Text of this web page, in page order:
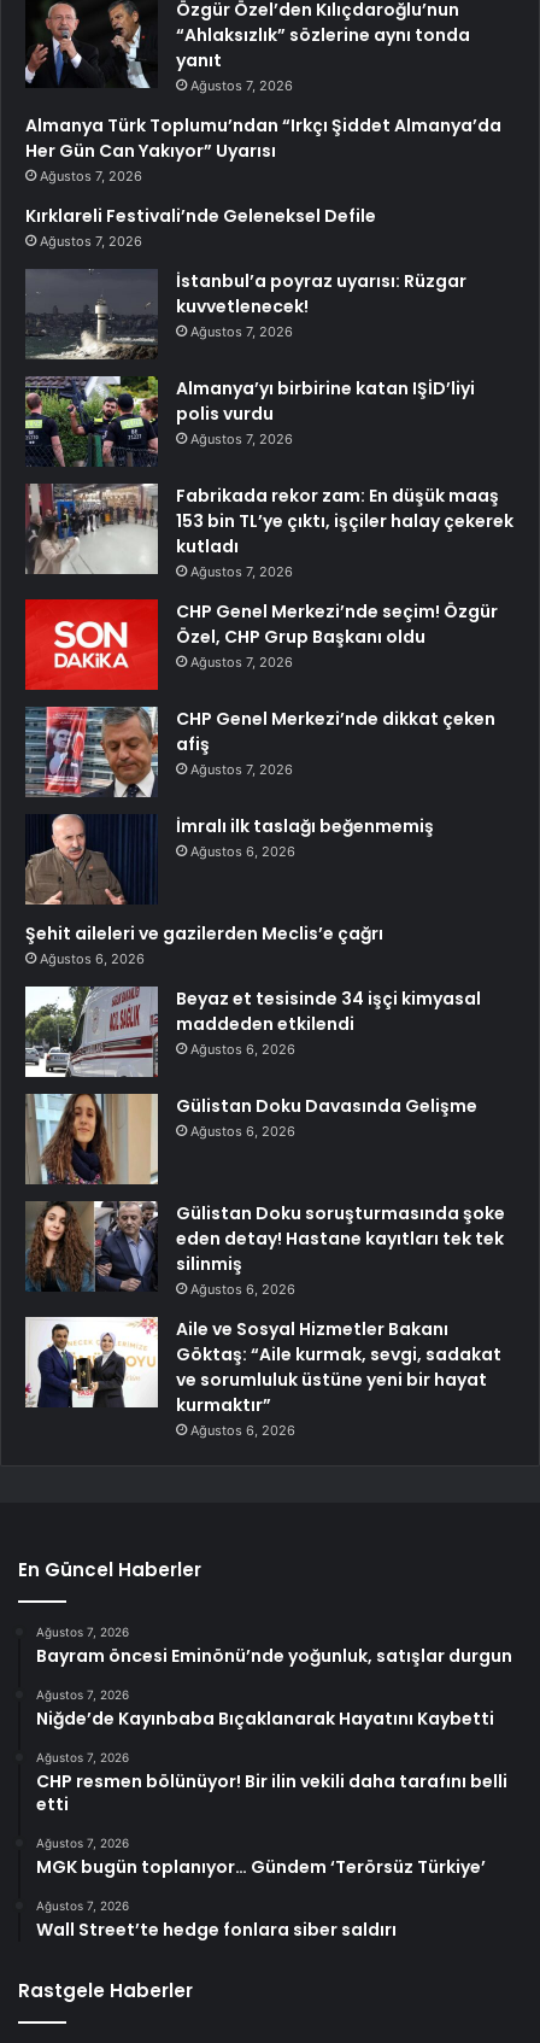
Özgür Özel’den Kılıçdaroğlu’nun
“Ahlaksızlık” sözlerine aynı tonda
yanıt
Ağustos 7, 2026
Almanya Türk Toplumu’ndan “Irkçı Şiddet Almanya’da
Her Gün Can Yakıyor” Uyarısı
Ağustos 7, 2026
Kırklareli Festivali’nde Geleneksel Defile
Ağustos 7, 2026
İstanbul’a poyraz uyarısı: Rüzgar
kuvvetlenecek!
Ağustos 7, 2026
Almanya’yı birbirine katan IŞİD’liyi
polis vurdu
Ağustos 7, 2026
Fabrikada rekor zam: En düşük maaş
153 bin TL’ye çıktı, işçiler halay çekerek
kutladı
Ağustos 7, 2026
CHP Genel Merkezi’nde seçim! Özgür
Özel, CHP Grup Başkanı oldu
Ağustos 7, 2026
CHP Genel Merkezi’nde dikkat çeken
afiş
Ağustos 7, 2026
İmralı ilk taslağı beğenmemiş
Ağustos 6, 2026
Şehit aileleri ve gazilerden Meclis’e çağrı
Ağustos 6, 2026
Beyaz et tesisinde 34 işçi kimyasal
maddeden etkilendi
Ağustos 6, 2026
Gülistan Doku Davasında Gelişme
Ağustos 6, 2026
Gülistan Doku soruşturmasında şoke
eden detay! Hastane kayıtları tek tek
silinmiş
Ağustos 6, 2026
Aile ve Sosyal Hizmetler Bakanı
Göktaş: “Aile kurmak, sevgi, sadakat
ve sorumluluk üstüne yeni bir hayat
kurmaktır”
Ağustos 6, 2026
En Güncel Haberler
Ağustos 7, 2026
Bayram öncesi Eminönü’nde yoğunluk, satışlar durgun
Ağustos 7, 2026
Niğde’de Kayınbaba Bıçaklanarak Hayatını Kaybetti
Ağustos 7, 2026
CHP resmen bölünüyor! Bir ilin vekili daha tarafını belli
etti
Ağustos 7, 2026
MGK bugün toplanıyor… Gündem ‘Terörsüz Türkiye’
Ağustos 7, 2026
Wall Street’te hedge fonlara siber saldırı
Rastgele Haberler